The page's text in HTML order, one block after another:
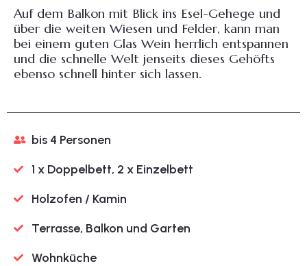
Auf dem Balkon mit Blick ins Esel-Gehege und
über die weiten Wiesen und Felder, kann man
bei einem guten Glas Wein herrlich entspannen
und die schnelle Welt jenseits dieses Gehöfts
ebenso schnell hinter sich lassen.
bis 4 Personen
1 x Doppelbett, 2 x Einzelbett
Holzofen / Kamin
Terrasse, Balkon und Garten
Wohnküche